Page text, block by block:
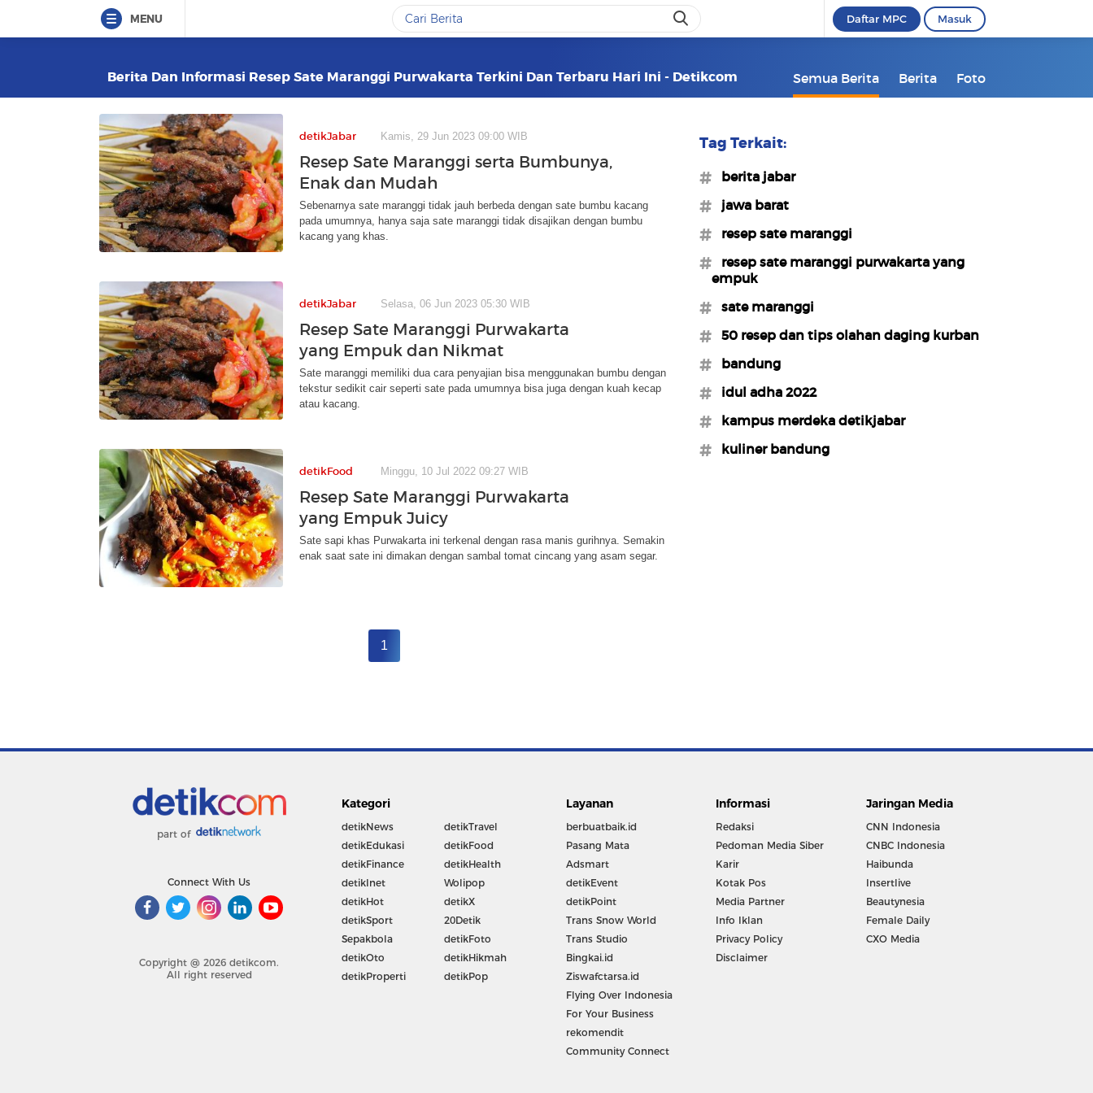
MENU Daftar MPC Masuk
Berita Dan Informasi Resep Sate Maranggi Purwakarta Terkini Dan Terbaru Hari Ini - Detikcom Semua Berita Berita Foto
detikJabar Kamis, 29 Jun 2023 09:00 WIB
Resep Sate Maranggi serta Bumbunya,
Enak dan Mudah
Sebenarnya sate maranggi tidak jauh berbeda dengan sate bumbu kacang
pada umumnya, hanya saja sate maranggi tidak disajikan dengan bumbu
kacang yang khas.
detikJabar Selasa, 06 Jun 2023 05:30 WIB
Resep Sate Maranggi Purwakarta
yang Empuk dan Nikmat
Sate maranggi memiliki dua cara penyajian bisa menggunakan bumbu dengan
tekstur sedikit cair seperti sate pada umumnya bisa juga dengan kuah kecap
atau kacang.
detikFood Minggu, 10 Jul 2022 09:27 WIB
Resep Sate Maranggi Purwakarta
yang Empuk Juicy
Sate sapi khas Purwakarta ini terkenal dengan rasa manis gurihnya. Semakin
enak saat sate ini dimakan dengan sambal tomat cincang yang asam segar.
1
Tag Terkait:
#berita jabar
#jawa barat
#resep sate maranggi
#resep sate maranggi purwakarta yang
empuk
#sate maranggi
#50 resep dan tips olahan daging kurban
#bandung
#idul adha 2022
#kampus merdeka detikjabar
#kuliner bandung
part of
Connect With Us
Copyright @ 2026 detikcom.
All right reserved
Kategori
detikNews
detikEdukasi
detikFinance
detikInet
detikHot
detikSport
Sepakbola
detikOto
detikProperti
detikTravel
detikFood
detikHealth
Wolipop
detikX
20Detik
detikFoto
detikHikmah
detikPop
Layanan
berbuatbaik.id
Pasang Mata
Adsmart
detikEvent
detikPoint
Trans Snow World
Trans Studio
Bingkai.id
Ziswafctarsa.id
Flying Over Indonesia
For Your Business
rekomendit
Community Connect
Informasi
Redaksi
Pedoman Media Siber
Karir
Kotak Pos
Media Partner
Info Iklan
Privacy Policy
Disclaimer
Jaringan Media
CNN Indonesia
CNBC Indonesia
Haibunda
Insertlive
Beautynesia
Female Daily
CXO Media